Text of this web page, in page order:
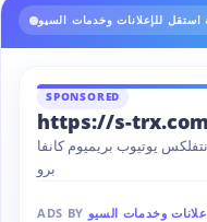
استقل للإعلانات وخدمات السيو
SPONSORED
https://s-
يوتيوب بريميوم كانفا
برو
ADS BY وخدمات السيو